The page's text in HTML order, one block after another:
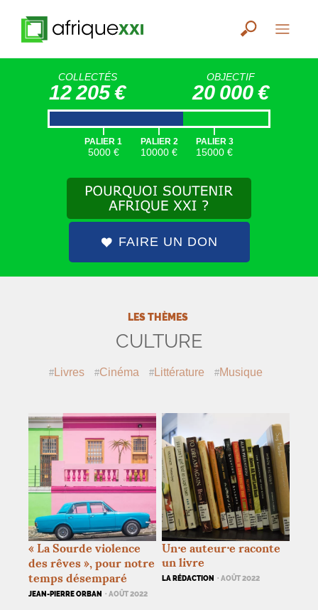
COLLECTÉS
12 205 €
OBJECTIF
20 000 €
|
PALIER 1
5000 €
|
PALIER 2
10000 €
|
PALIER 3
15000 €
FAIRE UN DON
LES THÈMES
CULTURE
Livres Cinéma Littérature Musique
« La Sourde violence
des rêves », pour notre
temps désemparé
JEAN-PIERRE ORBAN · AOÛT 2022
Un⸱e auteur⸱e raconte
un livre
LA RÉDACTION · AOÛT 2022